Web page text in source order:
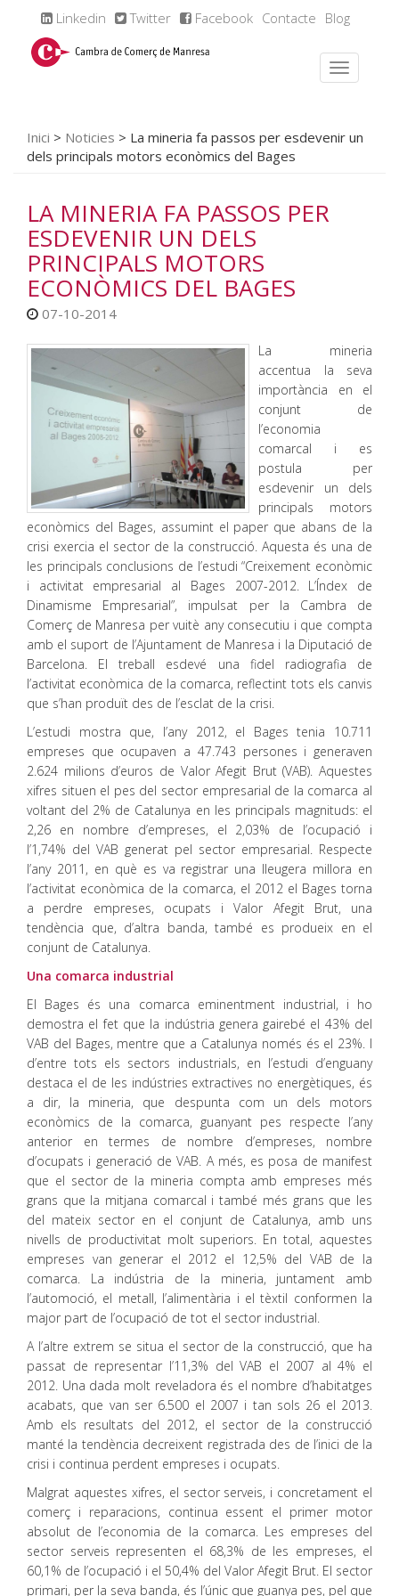
Linkedin Twitter Facebook Contacte Blog
Inici > Noticies > La mineria fa passos per esdevenir un
dels principals motors econòmics del Bages
LA MINERIA FA PASSOS PER
ESDEVENIR UN DELS
PRINCIPALS MOTORS
ECONÒMICS DEL BAGES
07-10-2014
La mineria
accentua la seva
importància en el
conjunt de
l’economia
comarcal i es
postula per
esdevenir un dels
principals motors
econòmics del Bages, assumint el paper que abans de la
crisi exercia el sector de la construcció. Aquesta és una de
les principals conclusions de l’estudi “Creixement econòmic
i activitat empresarial al Bages 2007-2012. L’Índex de
Dinamisme Empresarial”, impulsat per la Cambra de
Comerç de Manresa per vuitè any consecutiu i que compta
amb el suport de l’Ajuntament de Manresa i la Diputació de
Barcelona. El treball esdevé una fidel radiografia de
l’activitat econòmica de la comarca, reflectint tots els canvis
que s’han produït des de l’esclat de la crisi.
L’estudi mostra que, l’any 2012, el Bages tenia 10.711
empreses que ocupaven a 47.743 persones i generaven
2.624 milions d’euros de Valor Afegit Brut (VAB). Aquestes
xifres situen el pes del sector empresarial de la comarca al
voltant del 2% de Catalunya en les principals magnituds: el
2,26 en nombre d’empreses, el 2,03% de l’ocupació i
l’1,74% del VAB generat pel sector empresarial. Respecte
l’any 2011, en què es va registrar una lleugera millora en
l’activitat econòmica de la comarca, el 2012 el Bages torna
a perdre empreses, ocupats i Valor Afegit Brut, una
tendència que, d’altra banda, també es produeix en el
conjunt de Catalunya.
Una comarca industrial
El Bages és una comarca eminentment industrial, i ho
demostra el fet que la indústria genera gairebé el 43% del
VAB del Bages, mentre que a Catalunya només és el 23%. I
d’entre tots els sectors industrials, en l’estudi d’enguany
destaca el de les indústries extractives no energètiques, és
a dir, la mineria, que despunta com un dels motors
econòmics de la comarca, guanyant pes respecte l’any
anterior en termes de nombre d’empreses, nombre
d’ocupats i generació de VAB. A més, es posa de manifest
que el sector de la mineria compta amb empreses més
grans que la mitjana comarcal i també més grans que les
del mateix sector en el conjunt de Catalunya, amb uns
nivells de productivitat molt superiors. En total, aquestes
empreses van generar el 2012 el 12,5% del VAB de la
comarca. La indústria de la mineria, juntament amb
l’automoció, el metall, l’alimentària i el tèxtil conformen la
major part de l’ocupació de tot el sector industrial.
A l’altre extrem se situa el sector de la construcció, que ha
passat de representar l’11,3% del VAB el 2007 al 4% el
2012. Una dada molt reveladora és el nombre d’habitatges
acabats, que van ser 6.500 el 2007 i tan sols 26 el 2013.
Amb els resultats del 2012, el sector de la construcció
manté la tendència decreixent registrada des de l’inici de la
crisi i continua perdent empreses i ocupats.
Malgrat aquestes xifres, el sector serveis, i concretament el
comerç i reparacions, continua essent el primer motor
absolut de l’economia de la comarca. Les empreses del
sector serveis representen el 68,3% de les empreses, el
60,1% de l’ocupació i el 50,4% del Valor Afegit Brut. El sector
primari, per la seva banda, és l’únic que guanya pes, pel que